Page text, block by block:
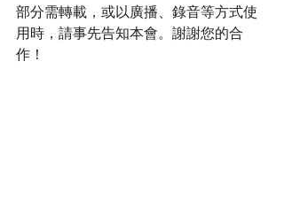
部分需轉載，或以廣播、錄音等方式使
用時，請事先告知本會。謝謝您的合
作！